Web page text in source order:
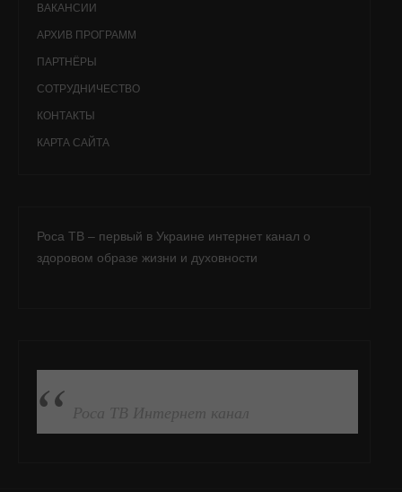
ВАКАНСИИ
АРХИВ ПРОГРАММ
ПАРТНЁРЫ
СОТРУДНИЧЕСТВО
КОНТАКТЫ
КАРТА САЙТА
Роса ТВ – первый в Украине интернет канал о
здоровом образе жизни и духовности
ПОДПИСАТЬСЯ НА FB
Роса ТВ Интернет канал